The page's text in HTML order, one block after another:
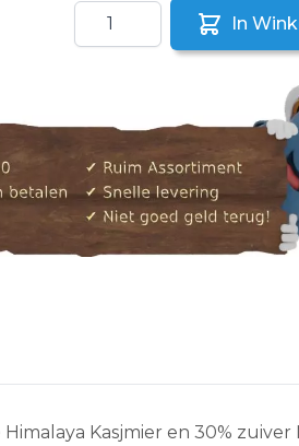
vriend
Aantal
In
Kasjmier en 30% zuiver